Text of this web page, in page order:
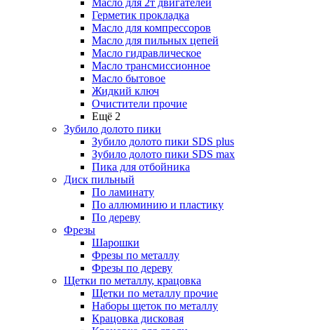
Масло для 2т двигателей
Герметик прокладка
Масло для компрессоров
Масло для пильных цепей
Масло гидравлическое
Масло трансмиссионное
Масло бытовое
Жидкий ключ
Очистители прочие
Ещё 2
Зубило долото пики
Зубило долото пики SDS plus
Зубило долото пики SDS max
Пика для отбойника
Диск пильный
По ламинату
По аллюминию и пластику
По дереву
Фрезы
Шарошки
Фрезы по металлу
Фрезы по дереву
Щетки по металлу, крацовка
Щетки по металлу прочие
Наборы щеток по металлу
Крацовка дисковая